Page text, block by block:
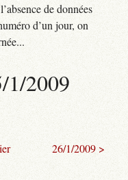
de données
d’un jour, on
1/2009
26/1/2009 >